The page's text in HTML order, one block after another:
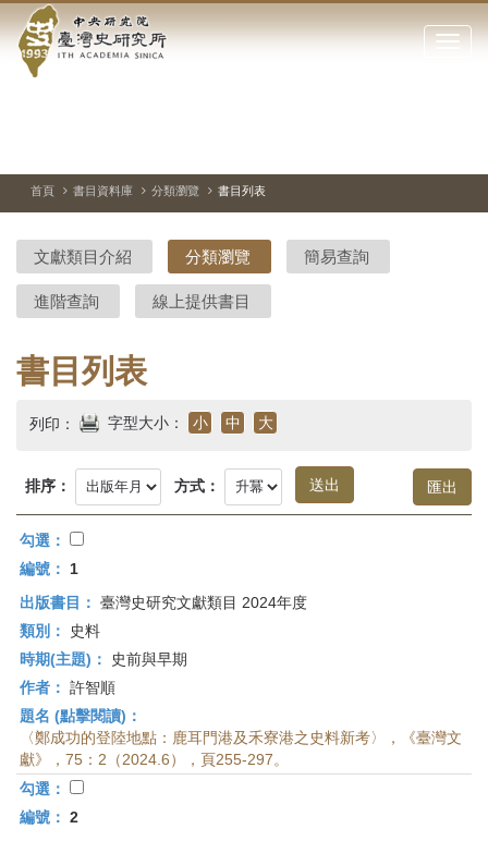
到中
央
院-
臺
灣
史
研
究
首
頁
點
閉
站
停、
圖
圖
結
首頁 書目資料庫 分類瀏覽 書目列表
文獻類目介紹 分類瀏覽 簡易查詢
進階查詢 線上提供書目
書目列表
列印： 字型大小： 小 中 大
排序： 方式：
勾選：
編號：
1
出版書目： 臺灣史研究文獻類目 2024年度
類別：
史料
時期(主題)：
史前與早期
作者： 許智順
題名 (點擊閱讀)：
〈鄭成功的登陸地點：鹿耳門港及禾寮港之史料新考〉，《臺灣文
獻》，75：2（2024.6），頁255-297。
勾選：
編號： 2